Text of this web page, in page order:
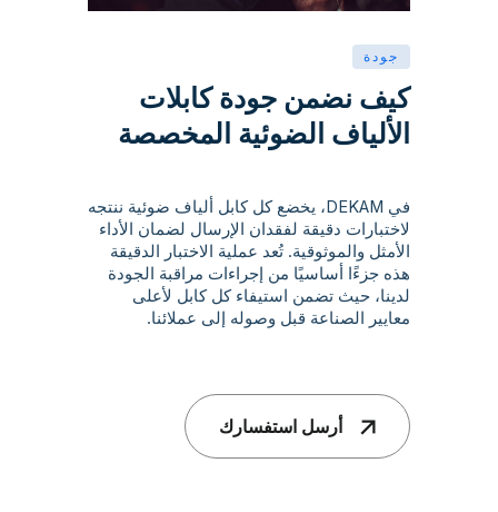
جودة
كيف نضمن جودة كابلات
الألياف الضوئية المخصصة
في DEKAM، يخضع كل كابل ألياف ضوئية ننتجه
لاختبارات دقيقة لفقدان الإرسال لضمان الأداء
الأمثل والموثوقية. تُعد عملية الاختبار الدقيقة
هذه جزءًا أساسيًا من إجراءات مراقبة الجودة
لدينا، حيث تضمن استيفاء كل كابل لأعلى
معايير الصناعة قبل وصوله إلى عملائنا.
أرسل استفسارك